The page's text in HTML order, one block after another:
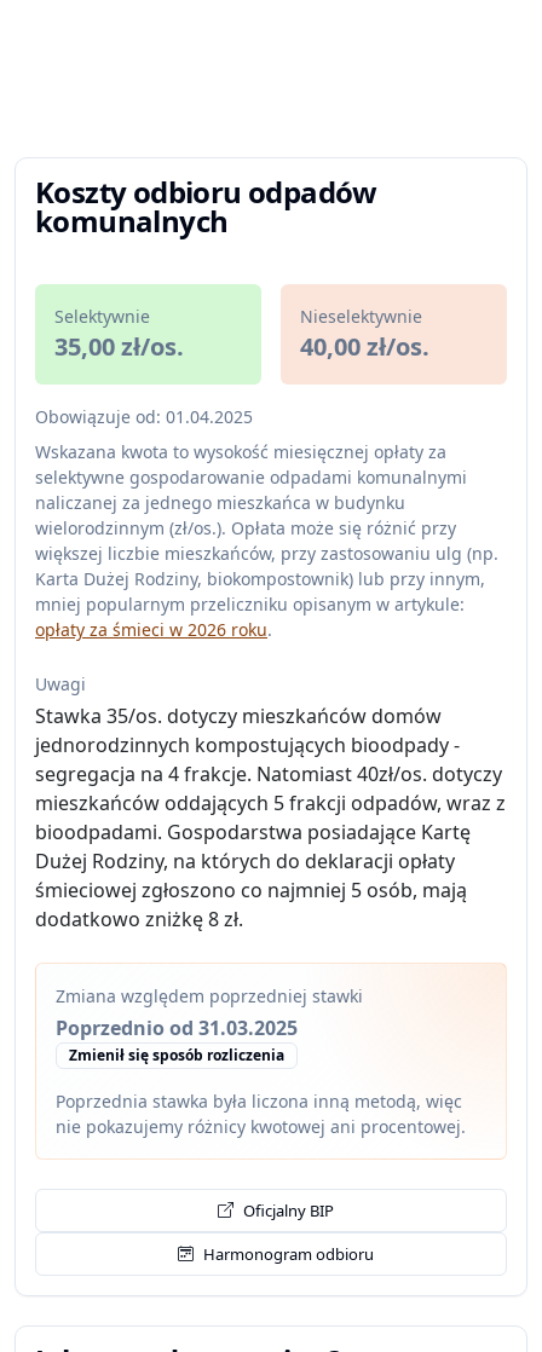
Koszty odbioru odpadów
komunalnych
Selektywnie
35,00 zł/os.
Nieselektywnie
40,00 zł/os.
Obowiązuje od: 01.04.2025
Wskazana kwota to wysokość miesięcznej opłaty za
selektywne gospodarowanie odpadami komunalnymi
naliczanej za jednego mieszkańca w budynku
wielorodzinnym (zł/os.). Opłata może się różnić przy
większej liczbie mieszkańców, przy zastosowaniu ulg (np.
Karta Dużej Rodziny, biokompostownik) lub przy innym,
mniej popularnym przeliczniku opisanym w artykule:
opłaty za śmieci w 2026 roku.
Uwagi
Stawka 35/os. dotyczy mieszkańców domów
jednorodzinnych kompostujących bioodpady -
segregacja na 4 frakcje. Natomiast 40zł/os. dotyczy
mieszkańców oddających 5 frakcji odpadów, wraz z
bioodpadami. Gospodarstwa posiadające Kartę
Dużej Rodziny, na których do deklaracji opłaty
śmieciowej zgłoszono co najmniej 5 osób, mają
dodatkowo zniżkę 8 zł.
Zmiana względem poprzedniej stawki
Poprzednio od 31.03.2025
Zmienił się sposób rozliczenia
Poprzednia stawka była liczona inną metodą, więc
nie pokazujemy różnicy kwotowej ani procentowej.
Oficjalny BIP
Harmonogram odbioru